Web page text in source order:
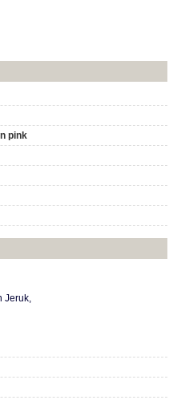
pink
Jeruk,